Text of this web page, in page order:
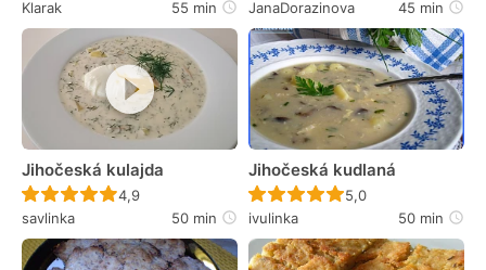
Klarak
55 min
JanaDorazinova
45 min
Jihočeská kulajda
Recept ještě nebyl hodnocen
4,9
savlinka
50 min
Jihočeská kudlaná
Recept ještě nebyl
5,0
ivulinka
50 min